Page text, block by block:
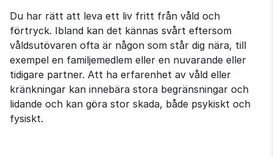
Du har rätt att leva ett liv fritt från våld och
förtryck. Ibland kan det kännas svårt eftersom
våldsutövaren ofta är någon som står dig nära, till
exempel en familje­medlem eller en nuvarande eller
tidigare partner. Att ha erfarenhet av våld eller
kränkningar kan innebära stora begränsningar och
lidande och kan göra stor skada, både psykiskt och
fysiskt.